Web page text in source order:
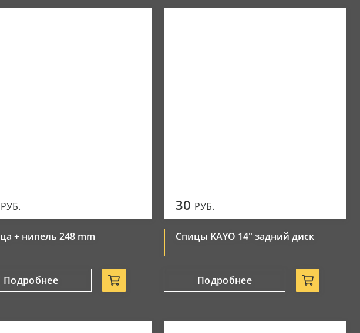
РУБ.
+ нипель 248 mm
Подробнее
30 РУБ.
Спицы KAYO 14" задний диск
Подробнее